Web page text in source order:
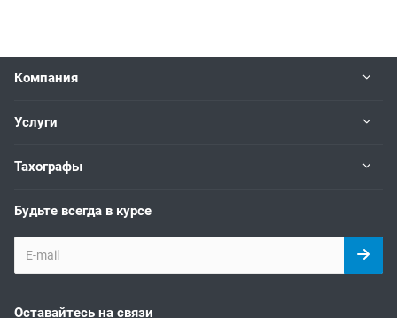
Компания
Услуги
Тахографы
Будьте всегда в курсе
Оставайтесь на связи